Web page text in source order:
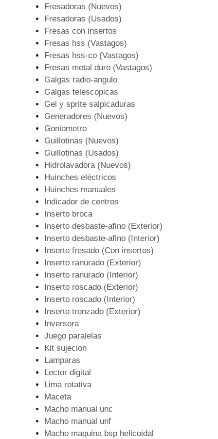
Fresadoras (Nuevos)
Fresadoras (Usados)
Fresas con insertos
Fresas hss (Vastagos)
Fresas hss-co (Vastagos)
Fresas metal duro (Vastagos)
Galgas radio-angulo
Galgas telescopicas
Gel y sprite salpicaduras
Generadores (Nuevos)
Goniometro
Guillotinas (Nuevos)
Guillotinas (Usados)
Hidrolavadora (Nuevos)
Huinches eléctricos
Huinches manuales
Indicador de centros
Inserto broca
Inserto desbaste-afino (Exterior)
Inserto desbaste-afino (Interior)
Inserto fresado (Con insertos)
Inserto ranurado (Exterior)
Inserto ranurado (Interior)
Inserto roscado (Exterior)
Inserto roscado (Interior)
Inserto tronzado (Exterior)
Inversora
Juego paralelas
Kit sujecion
Lamparas
Lector digital
Lima rotativa
Maceta
Macho manual unc
Macho manual unf
Macho maquina bsp helicoidal